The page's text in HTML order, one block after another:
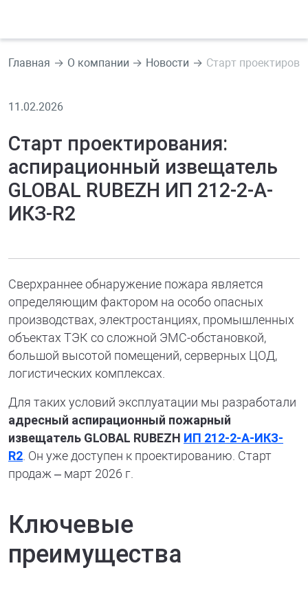
Главная О компании Новости Старт
11.02.2026
Старт проектирования:
аспирационный извещатель
GLOBAL RUBEZH ИП 212-2-А-
ИКЗ-R2
Сверхраннее обнаружение пожара является
определяющим фактором на особо опасных
производствах, электростанциях, промышленных
объектах ТЭК со сложной ЭМС-обстановкой,
большой высотой помещений, серверных ЦОД,
логистических комплексах.
Для таких условий эксплуатации мы разработали
адресный аспирационный пожарный
извещатель GLOBAL RUBEZH ИП 212-2-А-ИКЗ-
R2 . Он уже доступен к проектированию. Старт
продаж – март 2026 г.
Ключевые
преимущества